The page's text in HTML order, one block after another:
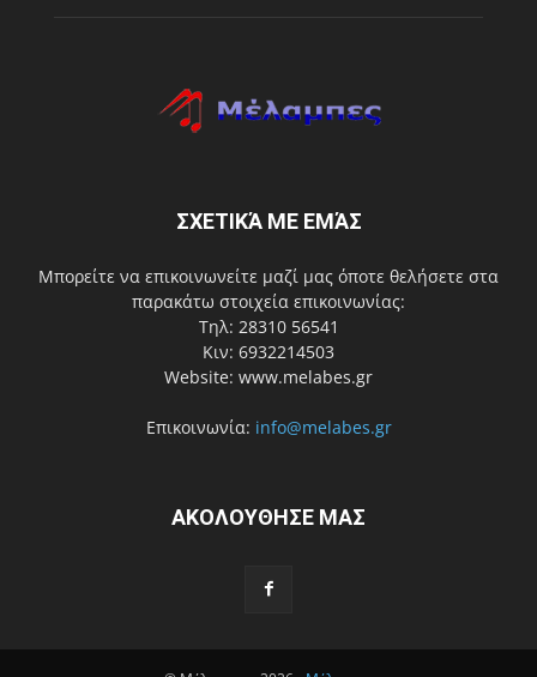
ΣΧΕΤΙΚΆ ΜΕ ΕΜΆΣ
Μπορείτε να επικοινωνείτε μαζί μας όποτε θελήσετε στα
παρακάτω στοιχεία επικοινωνίας:
Τηλ: 28310 56541
Κιν: 6932214503
Website: www.melabes.gr
Επικοινωνία: info@melabes.gr
ΑΚΟΛΟΥΘΗΣΕ ΜΑΣ